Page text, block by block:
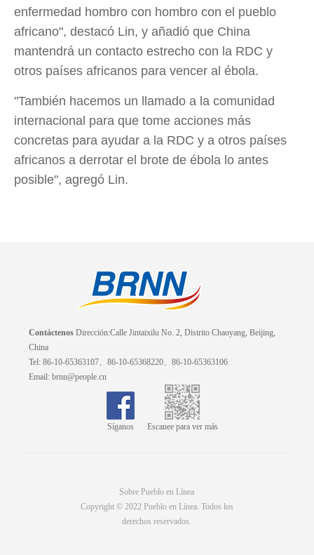
enfermedad hombro con hombro con el pueblo
africano", destacó Lin, y añadió que China
mantendrá un contacto estrecho con la RDC y
otros países africanos para vencer al ébola.
"También hacemos un llamado a la comunidad
internacional para que tome acciones más
concretas para ayudar a la RDC y a otros países
africanos a derrotar el brote de ébola lo antes
posible", agregó Lin.
Contáctenos Dirección:Calle Jintaixilu No. 2, Distrito Chaoyang, Beijing,
China
Tel: 86-10-65363107、86-10-65368220、86-10-65363106
Email: brnn@people.cn
Síganos Escanee para ver más
Sobre Pueblo en Línea
Copyright © 2022 Pueblo en Línea. Todos los
derechos reservados.